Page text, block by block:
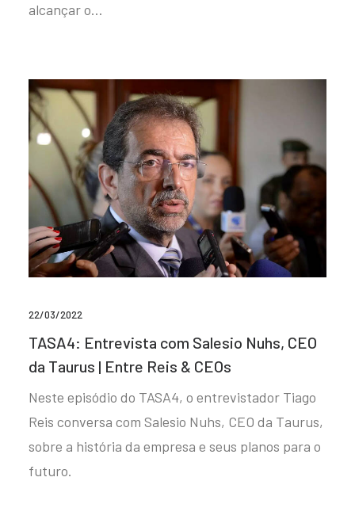
alcançar o…
22/03/2022
TASA4: Entrevista com Salesio Nuhs, CEO
da Taurus | Entre Reis & CEOs
Neste episódio do TASA4, o entrevistador Tiago
Reis conversa com Salesio Nuhs, CEO da Taurus,
sobre a história da empresa e seus planos para o
futuro.